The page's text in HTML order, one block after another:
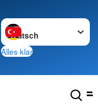
Sprache wechseln zu
Alles klar